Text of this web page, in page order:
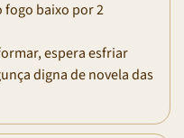
fogo baixo por 2
espera esfriar
digna de novela das